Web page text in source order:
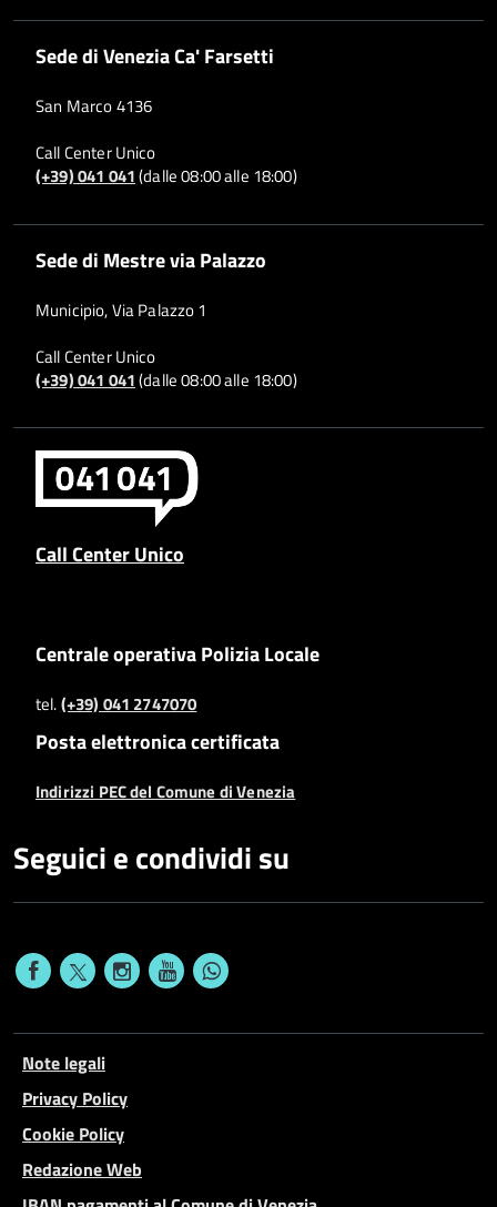
Sede di Venezia Ca' Farsetti
San Marco 4136
Call Center Unico
(+39) 041 041(dalle 08:00 alle 18:00)
Sede di Mestre via Palazzo
Municipio, Via Palazzo 1
Call Center Unico
(+39) 041 041(dalle 08:00 alle 18:00)
Call Center Unico
Centrale operativa Polizia Locale
tel.(+39) 041 2747070
Posta elettronica certificata
Indirizzi PEC del Comune di Venezia
Seguici e condividi su
Note legali
Privacy Policy
Cookie Policy
Redazione Web